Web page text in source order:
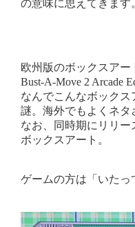
の意味に思えてきます
欧州版のボックスア
Bust-A-Move 2 Arcade
なんでこんなボック
謎。海外でもよくネタ
なお、同時期にリリ
ボックスアート。
ゲームの方は「いたっ